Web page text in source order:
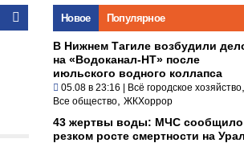
Новое Популярное
В Нижнем Тагиле возбудили
на «Водоканал-НТ» после
июльского водного коллапса
05.08 в 23:16 | Всё городское хозяйство
Все общество ЖКХоррор
43 жертвы воды: МЧС сообщило
резком росте смертности на